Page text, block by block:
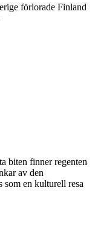
förlorade Finland
biten finner regenten
av den
en kulturell resa